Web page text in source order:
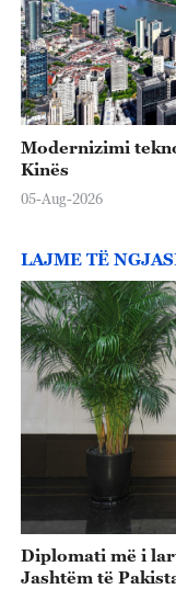
Modernizimi
Kinës
05-Aug-2026
LAJME TË
Diplomati më i
Jashtëm të